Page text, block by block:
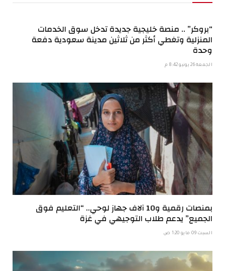
“بروكر” .. منصة خليجية جديدة تدخل سوق الخدمات
المنزلية وتغطي أكثر من ثلاثين مدينة سعودية دفعة
وحدة
الجمعة 26 يونيو 8:42 م
بمنصات رقمية و10 آلاف جهاز لوحي.. “التعليم فوق
الجميع” يدعم طلاب التوجيهي في غزة
السبت 09 مايو 1:20 ص